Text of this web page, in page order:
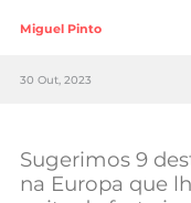
Lifestyle
Sociedade
Negócios
Miguel Pinto
30 Out, 2023
Sugerimos 9
na Europa que